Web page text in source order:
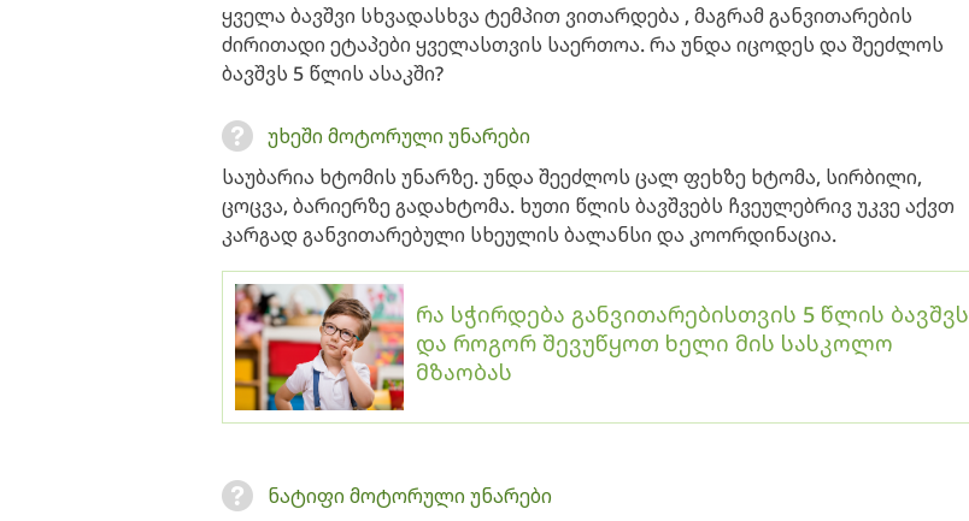
ყველა ბავშვი სხვადასხვა ტემპით ვითარდება , მაგრამ განვითარების
ძირითადი ეტაპები ყველასთვის საერთოა. რა უნდა იცოდეს და შეეძლოს
ბავშვს 5 წლის ასაკში?
უხეში მოტორული უნარები
საუბარია ხტომის უნარზე. უნდა შეეძლოს ცალ ფეხზე ხტომა, სირბილი,
ცოცვა, ბარიერზე გადახტომა. ხუთი წლის ბავშვებს ჩვეულებრივ უკვე აქვთ
კარგად განვითარებული სხეულის ბალანსი და კოორდინაცია.
რა სჭირდება განვითარებისთვის 5 წლის ბავშვს
და როგორ შევუწყოთ ხელი მის სასკოლო
მზაობას
ნატიფი მოტორული უნარები